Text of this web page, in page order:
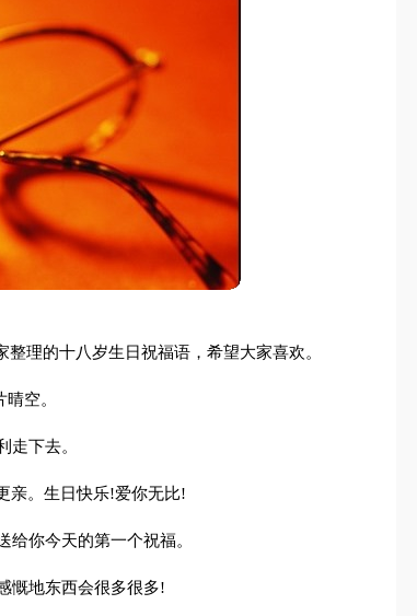
理的十八岁生日祝福语，希望大家喜欢。
空。
走下去。
亲。生日快乐!爱你无比!
你今天的第一个祝福。
慨地东西会很多很多!